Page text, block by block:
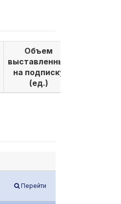
Объем
выставленных
на подписку
(ед.)
Перейти